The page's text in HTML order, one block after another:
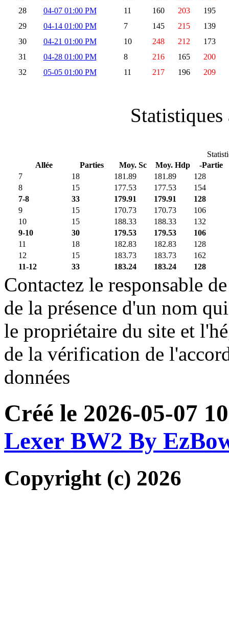
28
04-07 01:00 PM 11 160 203 195
29
04-14 01:00 PM 7 145 215 139
30
04-21 01:00 PM 10 248 212 173
31
04-28 01:00 PM 8 216 165 200
32
05-05 01:00 PM 11 217 196 209
Allée
Parties Moy. Sc Moy. Hdp
-Partie
7
18 181.89 181.89
128
8
15 177.53 177.53
154
7-8
33 179.91 179.91
128
9
15 170.73 170.73
106
10
15 188.33 188.33
132
9-10
30 179.53 179.53
106
11
18 182.83 182.83
128
12
15 183.73 183.73
162
11-12
33 183.24 183.24 128
Contactez le responsable
de la présence d'un nom
le propriétaire du site et
de la vérification de
données
Créé le 2026-05-07
Lexer BW2 By
Copyright (c) 2026